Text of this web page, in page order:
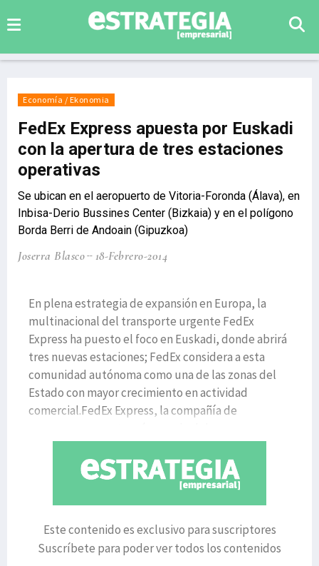
Economía / Ekonomia
FedEx Express apuesta por Euskadi
con la apertura de tres estaciones
operativas
Se ubican en el aeropuerto de Vitoria-Foronda (Álava), en
Inbisa-Derio Bussines Center (Bizkaia) y en el polígono
Borda Berri de Andoain (Gipuzkoa)
Joserra Blasco 18-Febrero-2014
En plena estrategia de expansión en Europa, la
multinacional del transporte urgente FedEx
Express ha puesto el foco en Euskadi, donde abrirá
tres nuevas estaciones; FedEx considera a esta
comunidad autónoma como una de las zonas del
Estado con mayor crecimiento en actividad
comercial.FedEx Express, la compañía de
Este contenido es exclusivo para suscriptores
Suscríbete para poder ver todos los contenidos